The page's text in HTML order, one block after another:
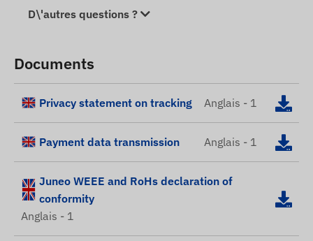
D\'autres questions ?
Documents
Privacy statement on tracking Anglais - 1
Payment data transmission Anglais - 1
Juneo WEEE and RoHs declaration of
conformity
Anglais - 1